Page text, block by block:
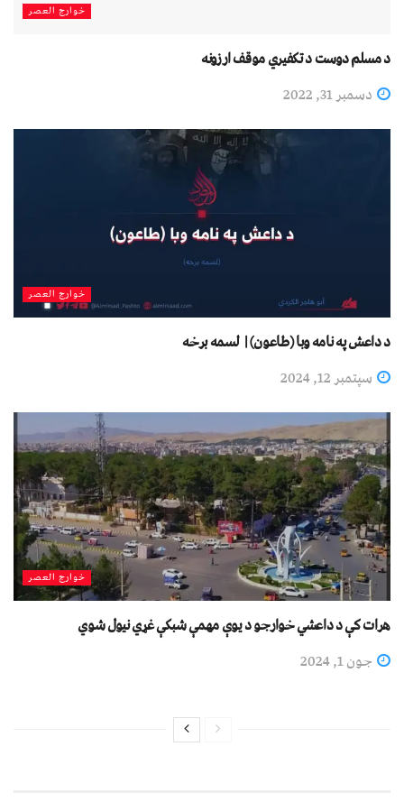
خوارج العصر
د مسلم دوست د تکفیري موقف ارزونه
دسمبر 31, 2022
خوارج العصر
د داعش په نامه وبا (طاعون) | لسمه برخه
سپتمبر 12, 2024
خوارج العصر
هرات کې د داعشي خوارجو د یوې مهمې شبکې غړي نیول شوي
جون 1, 2024